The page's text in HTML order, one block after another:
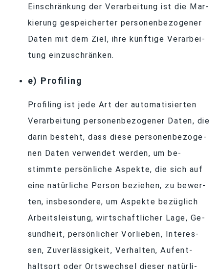
Ein­schrän­kung der Ver­ar­bei­tung ist die Mar­
kie­rung ge­spei­cher­ter per­so­nen­be­zo­ge­ner
Da­ten mit dem Ziel, ihre künf­tige Ver­ar­bei­
tung einzuschränken.
e) Pro­fil­ing
Pro­fil­ing ist jede Art der au­to­ma­ti­sier­ten
Ver­ar­bei­tung per­so­nen­be­zo­ge­ner Da­ten, die
darin be­steht, dass diese per­so­nen­be­zo­ge­
nen Da­ten ver­wen­det wer­den, um be­
stimmte per­sön­li­che Aspekte, die sich auf
eine na­tür­li­che Per­son be­zie­hen, zu be­wer­
ten, ins­be­son­dere, um Aspekte be­züg­lich
Ar­beits­leis­tung, wirt­schaft­li­cher Lage, Ge­
sund­heit, per­sön­li­cher Vor­lie­ben, In­ter­es­
sen, Zu­ver­läs­sig­keit, Ver­hal­ten, Auf­ent­
halts­ort oder Orts­wech­sel die­ser na­tür­li­